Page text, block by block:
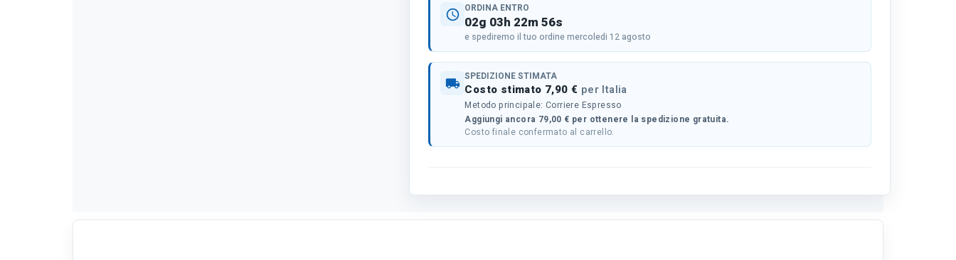
schedule ORDINA ENTRO
02g 03h 22m 56s
e spediremo il tuo ordine mercoledi 12 agosto
local_shipping SPEDIZIONE STIMATA
Costo stimato 7,90 € per Italia
Metodo principale: Corriere Espresso
Aggiungi ancora 79,00 € per ottenere la spedizione gratuita.
Costo finale confermato al carrello.